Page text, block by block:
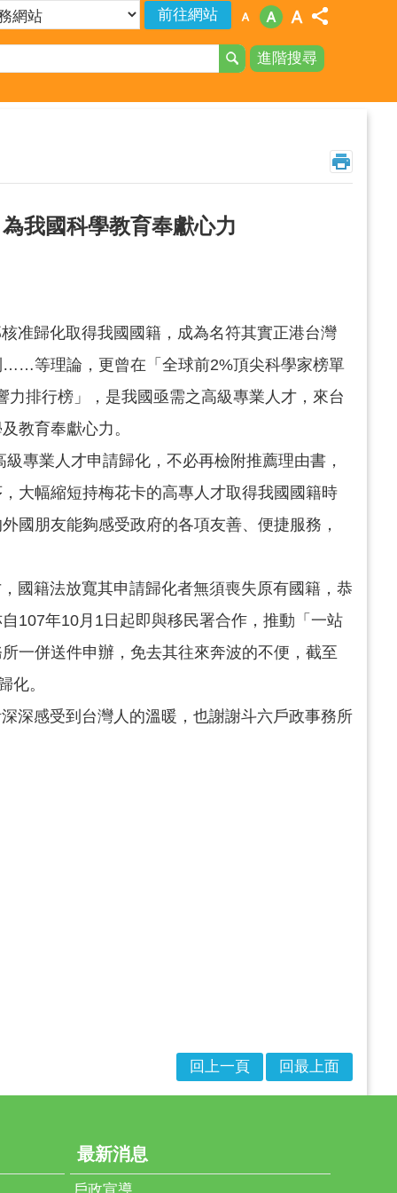
進階搜尋
我國科學教育奉獻心力
歸化取得我國國籍，成為名符其實正港台灣
……等理論，更曾在「全球前2%頂尖科學家榜單
排行榜」，是我國亟需之高級專業人才，來台
教育奉獻心力。
業人才申請歸化，不必再檢附推薦理由書，
大幅縮短持梅花卡的高專人才取得我國國籍時
國朋友能夠感受政府的各項友善、便捷服務，
籍法放寬其申請歸化者無須喪失原有國籍，恭
107年10月1日起即與移民署合作，推動「一站
一併送件申辦，免去其往來奔波的不便，截至
化。
感受到台灣人的溫暖，也謝謝斗六戶政事務所
回上一頁 回最上面
最新消息